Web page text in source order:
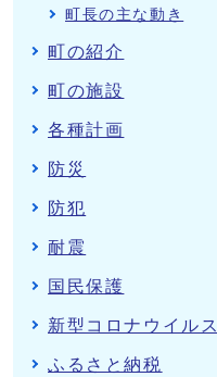
町長の主な動き
町の紹介
町の施設
各種計画
防災
防犯
耐震
国民保護
新型コロナウイル
ふるさと納税